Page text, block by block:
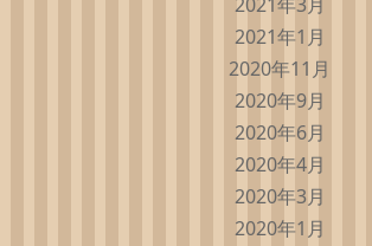
2021年1月
2020年11月
2020年9月
2020年6月
2020年4月
2020年3月
2020年1月